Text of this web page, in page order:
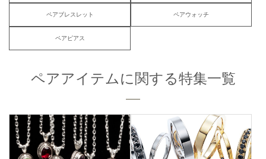
ペアブレスレット ペアウォッチ
ペアピアス
ペアアイテムに関する特集一覧